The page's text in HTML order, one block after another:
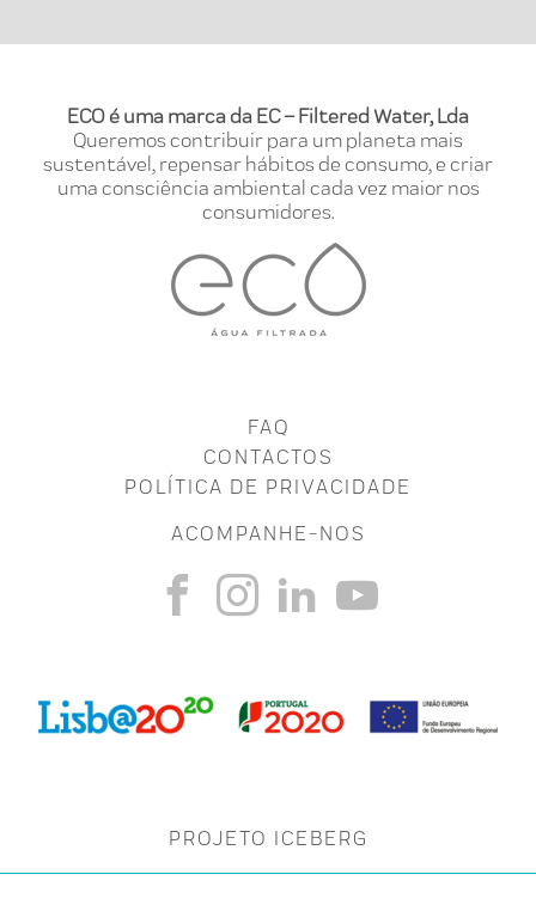
ECO é uma marca da EC – Filtered Water, Lda
Queremos contribuir para um planeta mais
sustentável, repensar hábitos de consumo, e criar
uma consciência ambiental cada vez maior nos
consumidores.
FAQ
CONTACTOS
POLÍTICA DE PRIVACIDADE
ACOMPANHE-NOS
PROJETO ICEBERG